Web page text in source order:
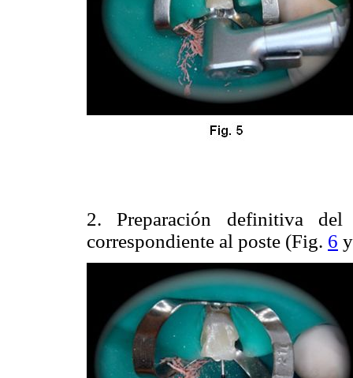
2. Preparación definitiva
correspondiente al poste (Fig. 6